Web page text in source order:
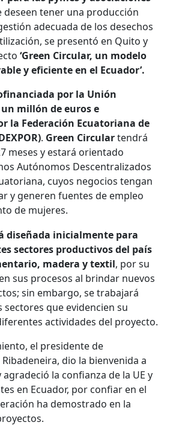
deseen tener una producción
adecuada de los desechos
se presentó en Quito y
‘Green Circular, un modelo
y eficiente en el Ecuador’.
por la Unión
un millón de euros e
la Federación Ecuatoriana de
. Green Circulartendrá
meses y estará orientado
Autónomos Descentralizados
cuyos negocios tengan
y generen fuentes de empleo
de mujeres.
diseñada inicialmente para
sectores productivos del país
madera y textil, por su
sus procesos al brindar nuevos
sin embargo, se trabajará
que evidencien su
actividades del proyecto.
el presidente de
Ribadeneira, dio la bienvenida a
la confianza de la UE y
en Ecuador, por confiar en el
ha demostrado en la